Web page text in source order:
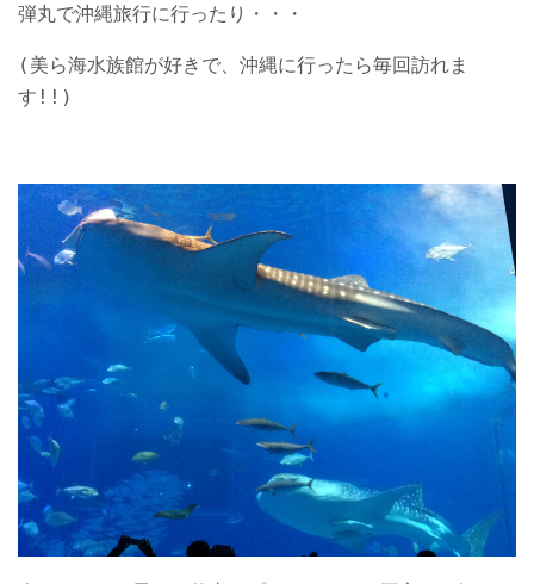
弾丸で沖縄旅行に行ったり・・・
(美ら海水族館が好きで、沖縄に行ったら毎回訪れま
す!!)